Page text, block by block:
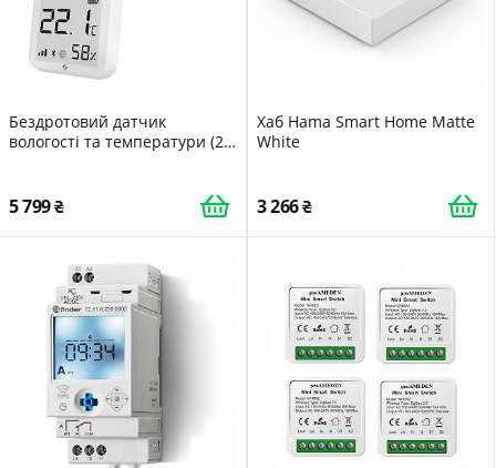
Бездротовий датчик
вологості та температури (2
E-Ink, USB-C, компактний
5 799
Хаб Hama Smart Home Matte
White
3 266